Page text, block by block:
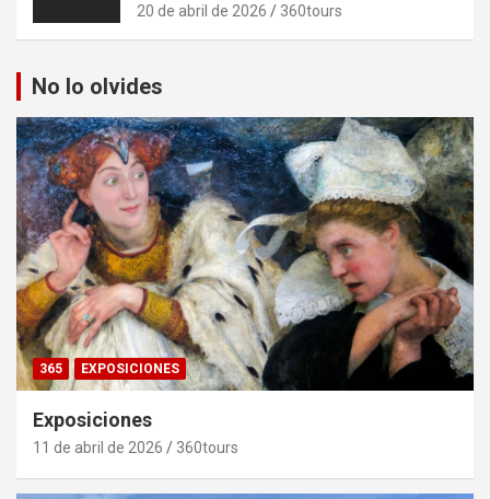
20 de abril de 2026 360tours
No lo olvides
365 EXPOSICIONES
Exposiciones
11 de abril de 2026 360tours